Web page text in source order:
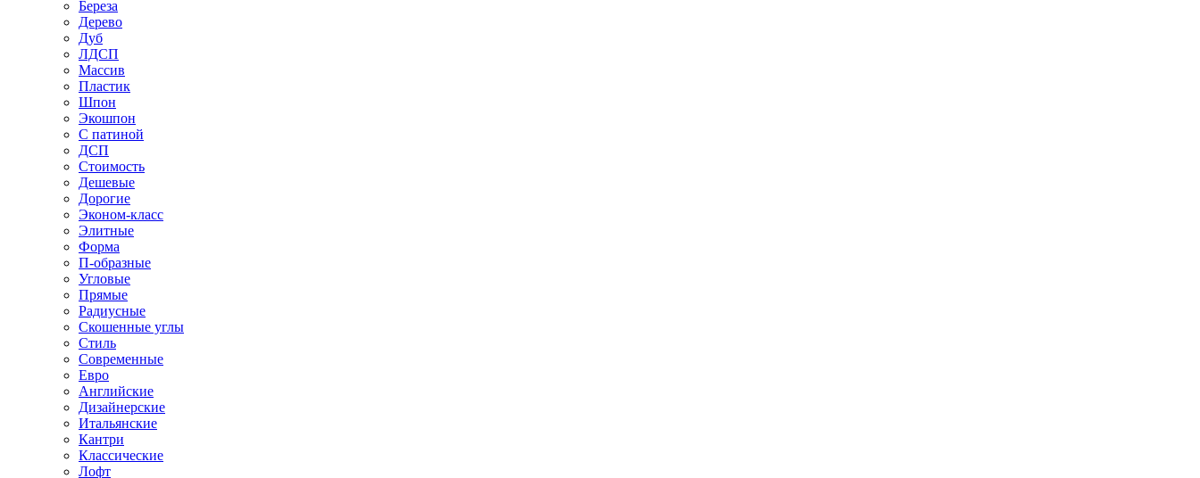
Береза
Дерево
Дуб
ЛДСП
Массив
Пластик
Шпон
Экошпон
С патиной
ДСП
Стоимость
Дешевые
Дорогие
Эконом-класс
Элитные
Форма
П-образные
Угловые
Прямые
Радиусные
Скошенные углы
Стиль
Современные
Евро
Английские
Дизайнерские
Итальянские
Кантри
Классические
Лофт